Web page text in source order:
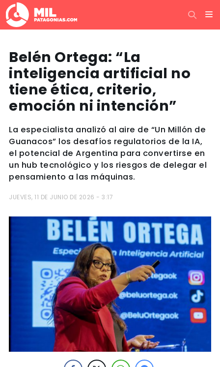
Belén Ortega: “La
inteligencia artificial no
tiene ética, criterio,
emoción ni intención”
La especialista analizó al aire de “Un Millón de
Guanacos” los desafíos regulatorios de la IA,
el potencial de Argentina para convertirse en
un hub tecnológico y los riesgos de delegar el
pensamiento a las máquinas.
JUEVES, 11 DE JUNIO DE 2026 - 3:17